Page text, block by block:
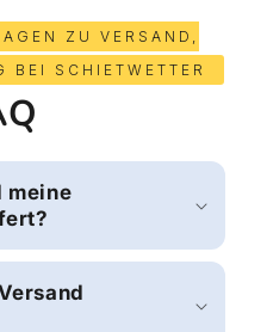
ZU VERSAND,
BEI SCHIETWETTER
meine